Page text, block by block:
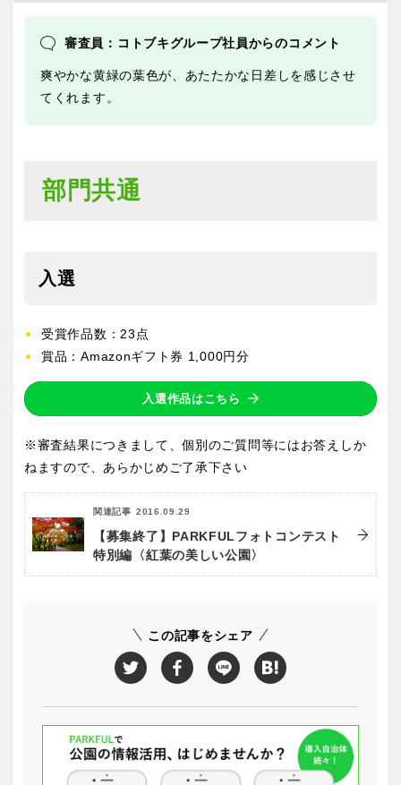
審査員：コトブキグループ社員からのコメント
爽やかな黄緑の葉色が、あたたかな日差しを感じさせ
てくれます。
部門共通
入選
受賞作品数：23点
賞品：Amazonギフト券 1,000円分
入選作品はこちら
※審査結果につきまして、個別のご質問等にはお答えしか
ねますので、あらかじめご了承下さい
関連記事 2016.09.29
【募集終了】PARKFULフォトコンテスト
特別編〈紅葉の美しい公園〉
この記事をシェア